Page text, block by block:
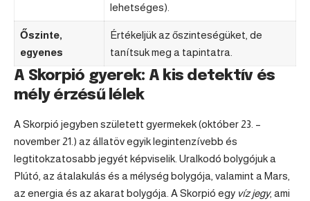
lehetséges).
Őszinte,
egyenes
Értékeljük az őszinteségüket, de
tanítsuk meg a tapintatra.
A Skorpió gyerek: A kis detektív és
mély érzésű lélek
A Skorpió jegyben született gyermekek (október 23. –
november 21.) az állatöv egyik legintenzívebb és
legtitokzatosabb jegyét képviselik. Uralkodó bolygójuk a
Plútó, az átalakulás és a mélység bolygója, valamint a Mars,
az energia és az akarat bolygója. A Skorpió egy víz jegy, ami